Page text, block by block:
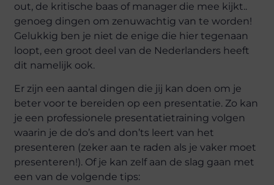
out, de kritische baas of manager die mee kijkt..
genoeg dingen om zenuwachtig van te worden!
Gelukkig ben je niet de enige die hier tegenaan
loopt, een groot deel van de Nederlanders heeft
dit namelijk ook.
Er zijn een aantal dingen die jij kan doen om je
beter voor te bereiden op een presentatie. Zo kan
je een professionele presentatietraining volgen
waarin je de do’s and don’ts leert van het
presenteren (zeker aan te raden als je vaker moet
presenteren!). Of je kan zelf aan de slag gaan met
een van de volgende tips: